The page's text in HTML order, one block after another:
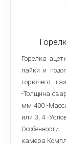
Горелка
пайки и
горючего
-Толщина
мм 400 -
или 3, 4 -
камера